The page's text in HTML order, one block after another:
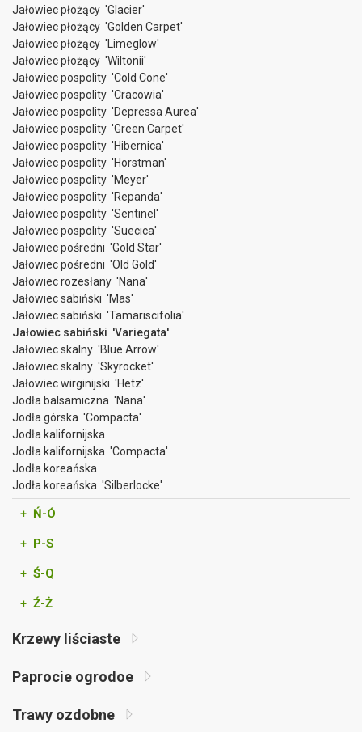
Jałowiec płożący 'Glacier'
Jałowiec płożący 'Golden Carpet'
Jałowiec płożący 'Limeglow'
Jałowiec płożący 'Wiltonii'
Jałowiec pospolity 'Cold Cone'
Jałowiec pospolity 'Cracowia'
Jałowiec pospolity 'Depressa Aurea'
Jałowiec pospolity 'Green Carpet'
Jałowiec pospolity 'Hibernica'
Jałowiec pospolity 'Horstman'
Jałowiec pospolity 'Meyer'
Jałowiec pospolity 'Repanda'
Jałowiec pospolity 'Sentinel'
Jałowiec pospolity 'Suecica'
Jałowiec pośredni 'Gold Star'
Jałowiec pośredni 'Old Gold'
Jałowiec rozesłany 'Nana'
Jałowiec sabiński 'Mas'
Jałowiec sabiński 'Tamariscifolia'
Jałowiec sabiński 'Variegata'
Jałowiec skalny 'Blue Arrow'
Jałowiec skalny 'Skyrocket'
Jałowiec wirginijski 'Hetz'
Jodła balsamiczna 'Nana'
Jodła górska 'Compacta'
Jodła kalifornijska
Jodła kalifornijska 'Compacta'
Jodła koreańska
Jodła koreańska 'Silberlocke'
+ Ń-Ó
+ P-S
+ Ś-Q
+ Ź-Ż
Krzewy liściaste
Paprocie ogrodoe
Trawy ozdobne